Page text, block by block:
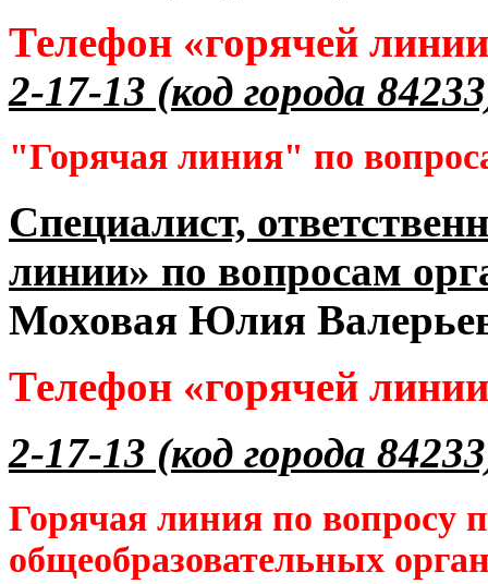
Телефон «горячей
2-17-13 (код города
"Горячая линия" по
Специалист,
линии» по вопросам
Моховая Юлия
Телефон «горячей
2-17-13 (код города
Горячая линия по вопросу
общеобразовательных